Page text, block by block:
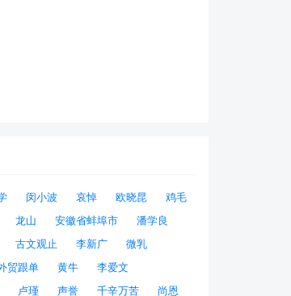
闵小波 哀悼 欧晓昆
鸡毛
龙山 安徽省蚌埠市
潘学良
古文观止 李新广
微乳
贸跟单 黄牛
李爱文
卢瑾 声誉 千辛万苦
尚恩